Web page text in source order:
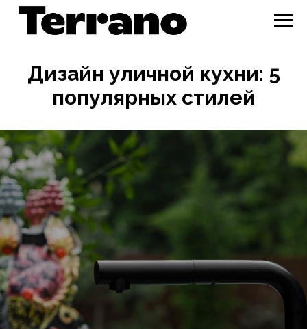
Дизайн уличной кухни: 5
популярных стилей